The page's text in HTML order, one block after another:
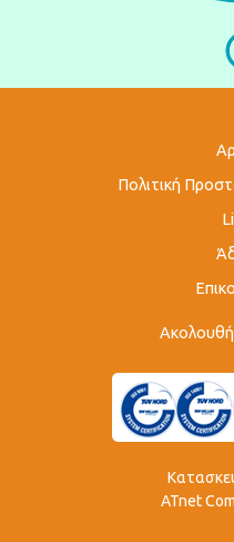
Πολιτική
ATnet